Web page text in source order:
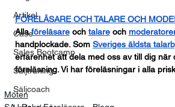
Artikel
Case
Sales Bootcamp
Säljträning
Säljcoach
FÖRELÄSARE OCH TALARE OCH
Alla föreläsare och talare och
handplockade. Som Sveriges äldsta
erfarenhet att dela med oss av till dig när
föreläsning. Vi har föreläsningar i alla
Möten